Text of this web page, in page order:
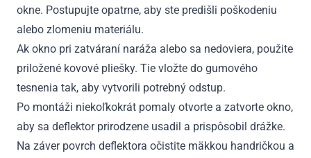
okne. Postupujte opatrne, aby ste predišli poškodeniu
alebo zlomeniu materiálu.
Ak okno pri zatváraní naráža alebo sa nedoviera, použite
priložené kovové pliešky. Tie vložte do gumového
tesnenia tak, aby vytvorili potrebný odstup.
Po montáži niekoľkokrát pomaly otvorte a zatvorte okno,
aby sa deflektor prirodzene usadil a prispôsobil drážke.
Na záver povrch deflektora očistite mäkkou handričkou a